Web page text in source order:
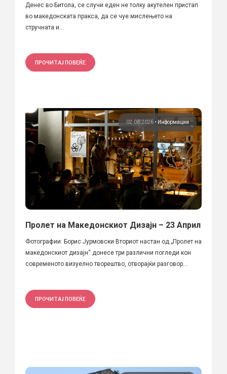
Денес во Битола, се случи еден не толку акутелен пристап
во македонската пракса, да се чуе мислењето на
стручната и...
ПРОЧИТАЈ ПОВЕЌЕ
02.06.2026 • Информации
Пролет на Македонскиот Дизајн – 23 Април
Фотографии: Борис Јурмовски Вториот настан од „Пролет на
македонскиот дизајн“ донесе три различни погледи кон
современото визуелно творештво, отворајќи разговор...
ПРОЧИТАЈ ПОВЕЌЕ